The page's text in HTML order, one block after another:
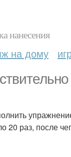
нанесения
на дому
20 раз, после